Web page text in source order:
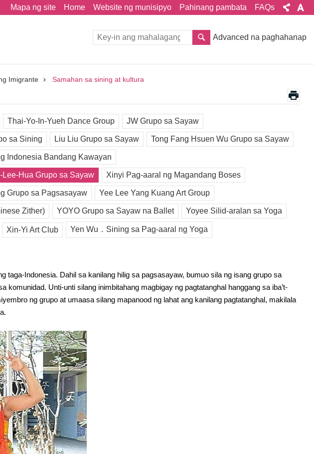
Mapa ng site Home Website ng munisipyo Pahinang pambata FAQs
Advanced na paghahanap
Imigrante Samahan sa sining at kultura
Thai-Yo-In-Yueh Dance Group JW Grupo sa Sayaw
sa Sining Liu Liu Grupo sa Sayaw Tong Fang Hsuen Wu Grupo sa Sayaw
Indonesia Bandang Kawayan
Lee-Hua Grupo sa Sayaw Xinyi Pag-aaral ng Magandang Boses
Grupo sa Pagsasayaw Yee Lee Yang Kuang Art Group
Zither) YOYO Grupo sa Sayaw na Ballet Yoyee Silid-aralan sa Yoga
Xin-Yi Art Club Yen Wu．Sining sa Pag-aaral ng Yoga
taga-Indonesia. Dahil sa kanilang hilig sa pagsasayaw, bumuo sila ng isang grupo sa
Unti-unti silang inimbitahang magbigay ng pagtatanghal hanggang sa iba’t-
ng grupo at umaasa silang mapanood ng lahat ang kanilang pagtatanghal, makilala